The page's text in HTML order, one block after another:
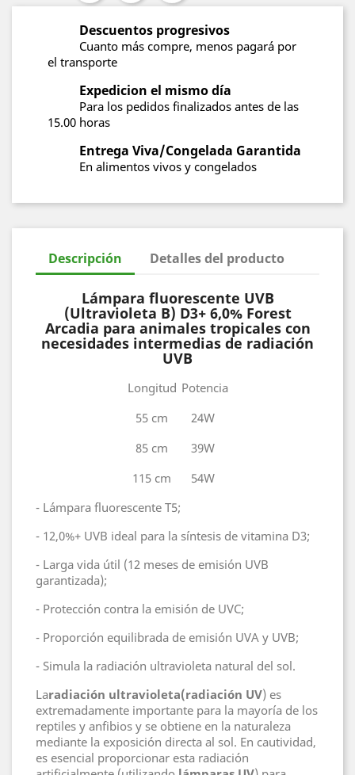
Descuentos progresivos
Cuanto más compre, menos pagará por
el transporte
Expedicion el mismo día
Para los pedidos finalizados antes de las
15.00 horas
Entrega Viva/Congelada Garantida
En alimentos vivos y congelados
Descripción Detalles del producto
Lámpara fluorescente UVB
(Ultravioleta B) D3+ 6,0% Forest
Arcadia para animales tropicales con
necesidades intermedias de radiación
UVB
Longitud Potencia
55 cm
24W
85 cm
39W
115 cm
54W
- Lámpara fluorescente T5;
- 12,0%+ UVB ideal para la síntesis de vitamina D3;
- Larga vida útil (12 meses de emisión UVB
garantizada);
- Protección contra la emisión de UVC;
- Proporción equilibrada de emisión UVA y UVB;
- Simula la radiación ultravioleta natural del sol.
Laradiación ultravioleta(radiación UV) es
extremadamente importante para la mayoría de los
reptiles y anfibios y se obtiene en la naturaleza
mediante la exposición directa al sol. En cautividad,
es esencial proporcionar esta radiación